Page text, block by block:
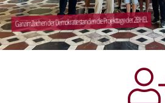
Ganz im Zeichen der Demokratie standen die Projekttage der 2BHEL